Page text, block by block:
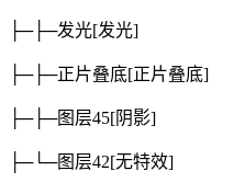
├─├─发光[发光]
├─├─正片叠底[正片叠底]
├─├─图层45[阴影]
├─└─图层42[无特效]